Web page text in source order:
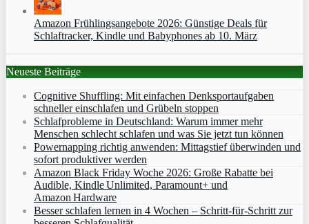
Amazon Frühlingsangebote 2026: Günstige Deals für
Schlaftracker, Kindle und Babyphones ab 10. März
Neueste Beiträge
Cognitive Shuffling: Mit einfachen Denksportaufgaben
schneller einschlafen und Grübeln stoppen
Schlafprobleme in Deutschland: Warum immer mehr
Menschen schlecht schlafen und was Sie jetzt tun können
Powernapping richtig anwenden: Mittagstief überwinden und
sofort produktiver werden
Amazon Black Friday Woche 2026: Große Rabatte bei
Audible, Kindle Unlimited, Paramount+ und
Amazon Hardware
Besser schlafen lernen in 4 Wochen – Schritt‑für‑Schritt zur